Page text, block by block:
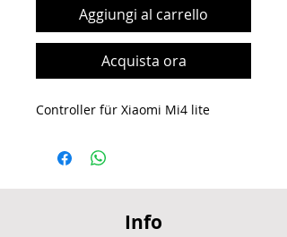
Aggiungi al carrello
Acquista ora
Controller für Xiaomi Mi4 lite
Info